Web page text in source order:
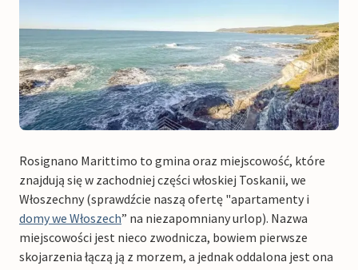
Rosignano Marittimo to gmina oraz miejscowość, które
znajdują się w zachodniej części włoskiej Toskanii, we
Włoszechny (sprawdźcie naszą ofertę "apartamenty i
domy we Włoszech” na niezapomniany urlop). Nazwa
miejscowości jest nieco zwodnicza, bowiem pierwsze
skojarzenia łączą ją z morzem, a jednak oddalona jest ona